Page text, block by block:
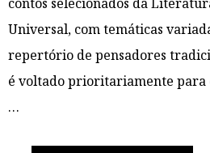
contos selecionados da
Universal, com temáticas
repertório de pensadores
é voltado prioritariamente para
…